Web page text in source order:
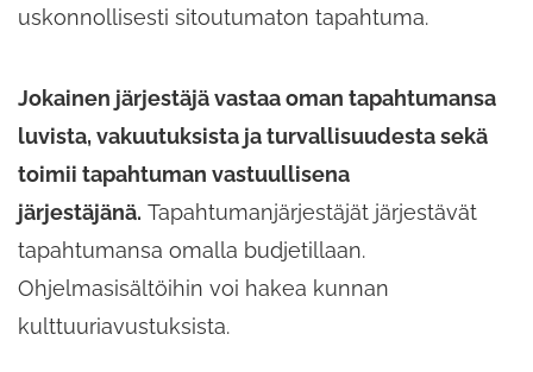
uskonnollisesti sitoutumaton tapahtuma.
Jokainen järjestäjä vastaa oman tapahtumansa
luvista, vakuutuksista ja turvallisuudesta sekä
toimii tapahtuman vastuullisena
järjestäjänä. Tapahtumanjärjestäjät järjestävät
tapahtumansa omalla budjetillaan.
Ohjelmasisältöihin voi hakea kunnan
kulttuuriavustuksista.